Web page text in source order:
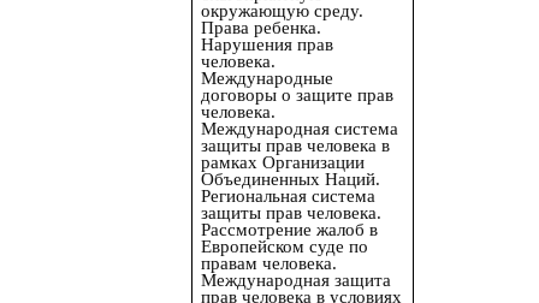
окружающую среду.
Права ребенка.
Нарушения прав
человека.
Международные
договоры о защите прав
человека.
Международная система
защиты прав человека в
рамках Организации
Объединенных Наций.
Региональная система
защиты прав человека.
Рассмотрение жалоб в
Европейском суде по
правам человека.
Международная защита
прав человека в условиях